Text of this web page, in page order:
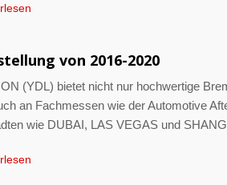
von 2016-2020
(YDL) bietet nicht nur hochwertige
an Fachmessen wie der Automotive
wie DUBAI, LAS VEGAS und